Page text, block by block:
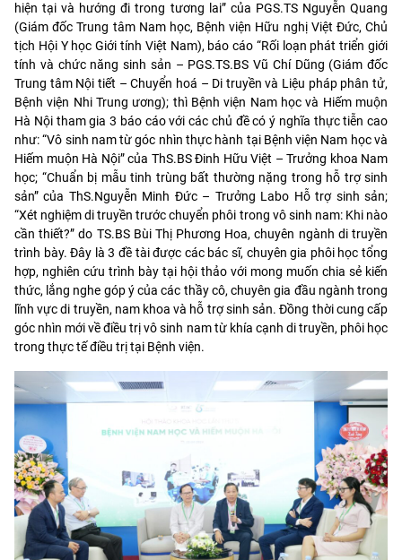
hiện tại và hướng đi trong tương lai” của PGS.TS Nguyễn Quang
(Giám đốc Trung tâm Nam học, Bệnh viện Hữu nghị Việt Đức, Chủ
tịch Hội Y học Giới tính Việt Nam), báo cáo “Rối loạn phát triển giới
tính và chức năng sinh sản – PGS.TS.BS Vũ Chí Dũng (Giám đốc
Trung tâm Nội tiết – Chuyển hoá – Di truyền và Liệu pháp phân tử,
Bệnh viện Nhi Trung ương); thì Bệnh viện Nam học và Hiếm muộn
Hà Nội tham gia 3 báo cáo với các chủ đề có ý nghĩa thực tiễn cao
như: “Vô sinh nam từ góc nhìn thực hành tại Bệnh viện Nam học và
Hiếm muộn Hà Nội” của ThS.BS Đinh Hữu Việt – Trưởng khoa Nam
học; “Chuẩn bị mẫu tinh trùng bất thường nặng trong hỗ trợ sinh
sản” của ThS.Nguyễn Minh Đức – Trưởng Labo Hỗ trợ sinh sản;
“Xét nghiệm di truyền trước chuyển phôi trong vô sinh nam: Khi nào
cần thiết?” do TS.BS Bùi Thị Phương Hoa, chuyên ngành di truyền
trình bày. Đây là 3 đề tài được các bác sĩ, chuyên gia phôi học tổng
hợp, nghiên cứu trình bày tại hội thảo với mong muốn chia sẻ kiến
thức, lắng nghe góp ý của các thầy cô, chuyên gia đầu ngành trong
lĩnh vực di truyền, nam khoa và hỗ trợ sinh sản. Đồng thời cung cấp
góc nhìn mới về điều trị vô sinh nam từ khía cạnh di truyền, phôi học
trong thực tế điều trị tại Bệnh viện.